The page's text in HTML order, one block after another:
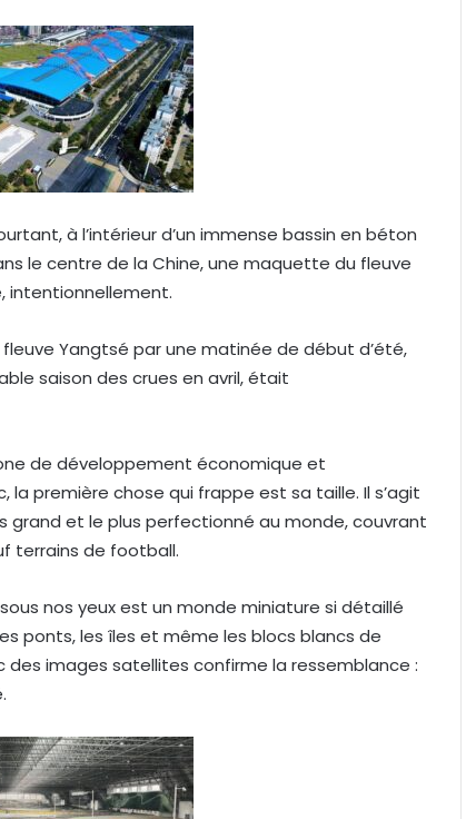
à l’intérieur d’un immense bassin en béton
le centre de la Chine, une maquette du fleuve
intentionnellement.
Yangtsé par une matinée de début d’été,
saison des crues en avril, était
de développement économique et
la première chose qui frappe est sa taille. Il s’agit
grand et le plus perfectionné au monde, couvrant
terrains de football.
nos yeux est un monde miniature si détaillé
ponts, les îles et même les blocs blancs de
des images satellites confirme la ressemblance :